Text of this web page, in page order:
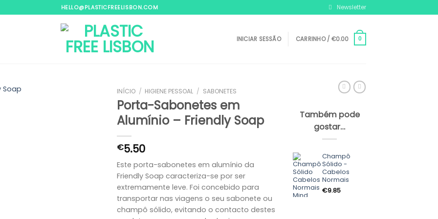
HELLO@PLASTICFREELISBON.COM Newsletter
INICIAR SESSÃO CARRINHO / €0.00 0
INÍCIO / HIGIENE PESSOAL / SABONETES
Porta-Sabonetes em
Alumínio – Friendly Soap
€5.50
Este porta-sabonetes em alumínio da
Friendly Soap caracteriza-se por ser
extremamente leve. Foi concebido para
transportar nas viagens o seu sabonete ou
champô sólido, evitando o contacto destes
Também pode
gostar…
Champô
Sólido -
Cabelos
Normais
€9.85